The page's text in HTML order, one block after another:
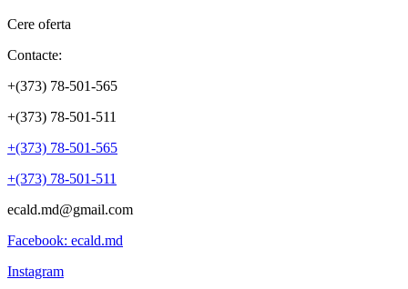
Cere oferta
Contacte:
+(373) 78-501-565
+(373) 78-501-511
+(373) 78-501-565
+(373) 78-501-511
ecald.md@gmail.com
Facebook: ecald.md
Instagram